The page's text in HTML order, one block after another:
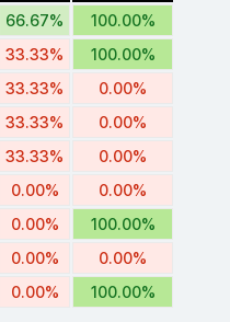
66.67%
100.00%
33.33%
100.00%
33.33%
0.00%
33.33%
0.00%
33.33%
0.00%
0.00%
0.00%
0.00%
100.00%
0.00%
0.00%
0.00% 100.00%